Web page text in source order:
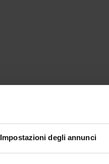
Impostazioni degli annunci